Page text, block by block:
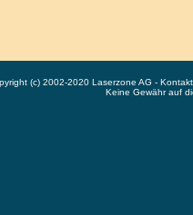
(c) 2002-2020 Laserzone AG -
Keine Gewähr auf